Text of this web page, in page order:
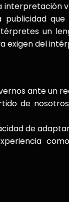
interpretación
un
exigen del
ante un
de
de